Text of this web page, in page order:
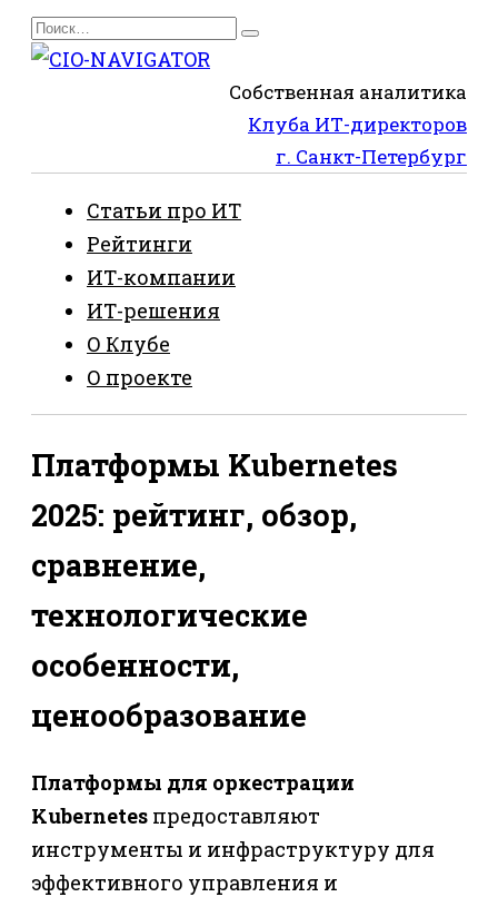
Перейти
к
Search
for:
Собственная аналитика
Клуба ИТ-директоров
г. Санкт-Петербург
Статьи про ИТ
Рейтинги
ИТ-компании
ИТ-решения
О Клубе
О проекте
Платформы Kubernetes
2025: рейтинг, обзор,
сравнение,
технологические
особенности,
ценообразование
Платформы для оркестрации
Kubernetes предоставляют
инструменты и инфраструктуру для
эффективного управления и